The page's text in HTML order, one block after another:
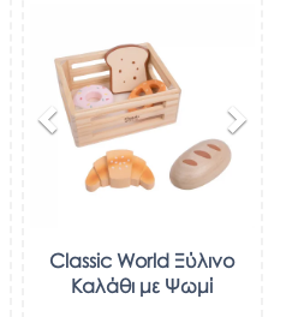
Classic World Ξύλινο
Καλάθι με Ψωμί